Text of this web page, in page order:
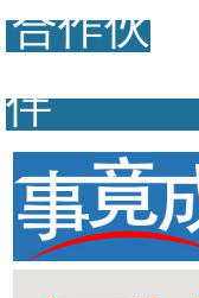
合作伙
伴